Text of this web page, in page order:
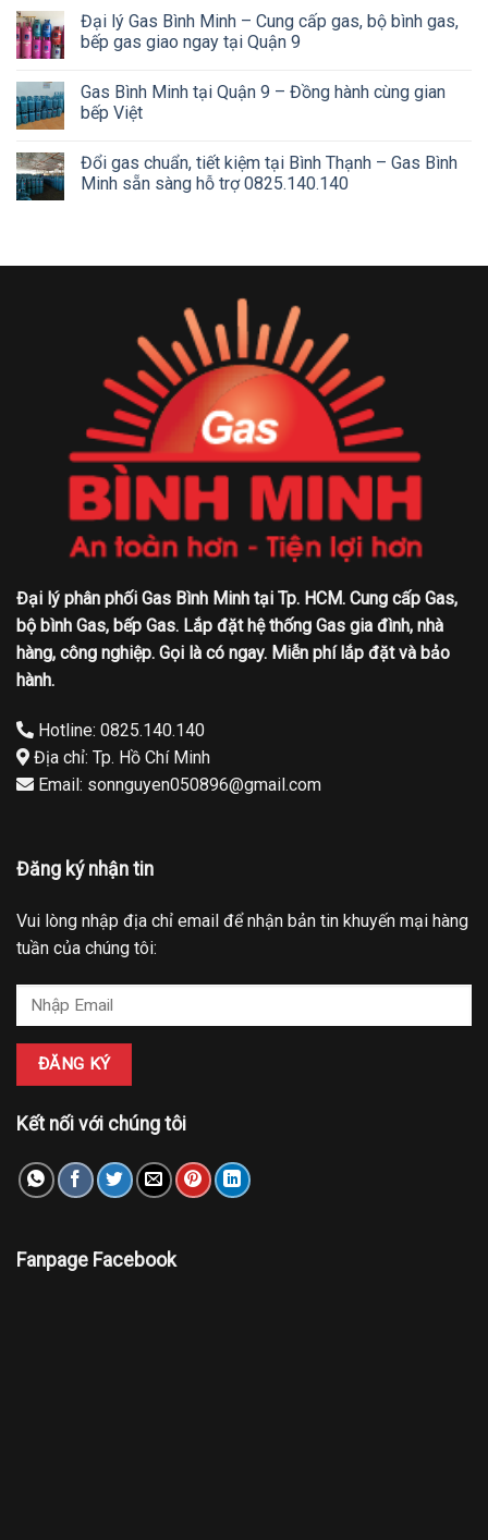
Đại lý Gas Bình Minh – Cung cấp gas, bộ bình gas,
bếp gas giao ngay tại Quận 9
Gas Bình Minh tại Quận 9 – Đồng hành cùng gian
bếp Việt
Đổi gas chuẩn, tiết kiệm tại Bình Thạnh – Gas Bình
Minh sẵn sàng hỗ trợ 0825.140.140
Đại lý phân phối Gas Bình Minh tại Tp. HCM. Cung cấp Gas,
bộ bình Gas, bếp Gas. Lắp đặt hệ thống Gas gia đình, nhà
hàng, công nghiệp. Gọi là có ngay. Miễn phí lắp đặt và bảo
hành.
Hotline: 0825.140.140
Địa chỉ: Tp. Hồ Chí Minh
Email: sonnguyen050896@gmail.com
Đăng ký nhận tin
Vui lòng nhập địa chỉ email để nhận bản tin khuyến mại hàng
tuần của chúng tôi:
Kết nối với chúng tôi
Fanpage Facebook